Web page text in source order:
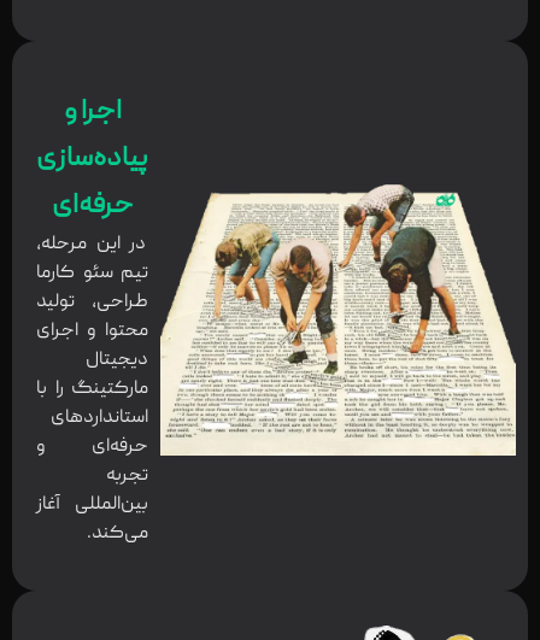
اجرا و
پیاده‌سازی
حرفه‌ای
در این مرحله،
تیم سئو کارما
طراحی، تولید
محتوا و اجرای
دیجیتال
مارکتینگ را با
استانداردهای
حرفه‌ای و
تجربه
بین‌المللی آغاز
می‌کند.